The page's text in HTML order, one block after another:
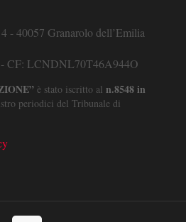
- 40057 Granarolo dell’Emilia
- CF: LCNDNL70T46A944O
è stato iscritto al n.8548 in
periodici del Tribunale di